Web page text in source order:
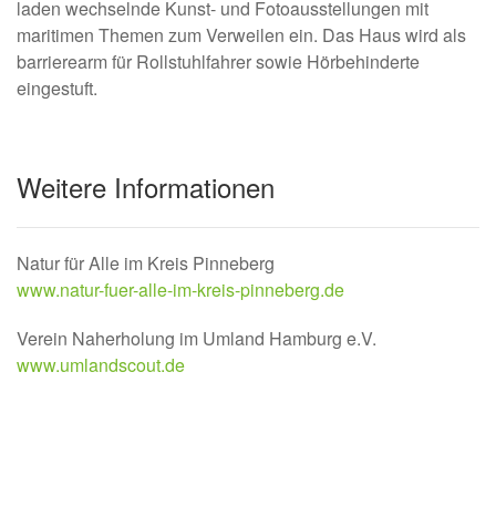
laden wechselnde Kunst- und Fotoausstellungen mit
maritimen Themen zum Verweilen ein. Das Haus wird als
barrierearm für Rollstuhlfahrer sowie Hörbehinderte
eingestuft.
Weitere Informationen
Natur für Alle im Kreis Pinneberg
www.natur-fuer-alle-im-kreis-pinneberg.de
Verein Naherholung im Umland Hamburg e.V.
www.umlandscout.de